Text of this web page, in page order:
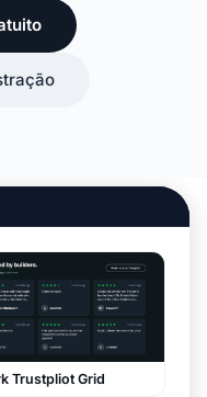
Trustpliot Grid